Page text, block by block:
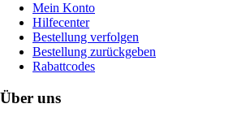
Mein Konto
Hilfecenter
Bestellung verfolgen
Bestellung zurückgeben
Rabattcodes
Über uns